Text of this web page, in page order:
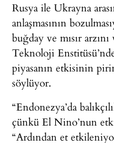
Rusya ile Ukrayna
anlaşmasının
buğday ve mısır
Teknoloji
piyasanın etkisinin
söylüyor.
“Endonezya’da
çünkü El Nino’nun
“Ardından et